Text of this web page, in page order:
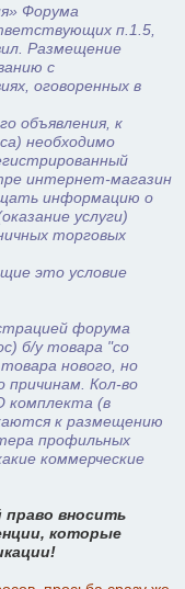
Форума
п.1.5,
Размещение
с
оговоренных в
объявления, к
необходимо
интернет-магазин
информацию о
услуги)
торговых
это условие
форума
б/у товара "со
нового, но
причинам. Кол-во
комплекта (в
к размещению
профильных
коммерческие
вносить
которые